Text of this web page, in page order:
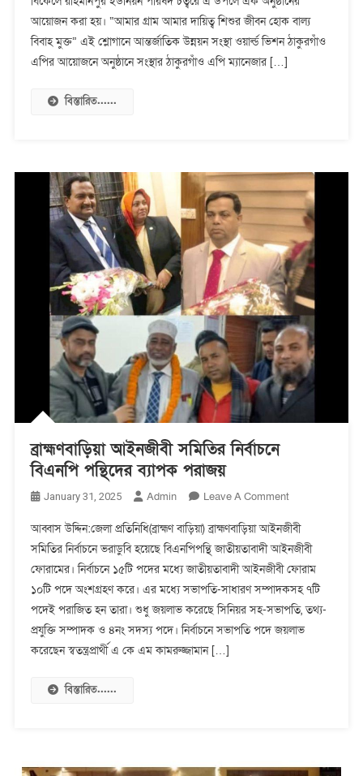
বিবাহ
মুক্ত
আয়োজন করা হয়। “আমার গ্রাম আমার দায়িত্ব শিশুর জীবন হোক বাল্য
বিবাহ মুক্ত” এই শ্লোগানে আন্তর্জাতিক উন্নয়ন সংস্থা ওয়ার্ল্ড ভিশন ঠাকুরগাঁও
এপির আয়োজনে অনুষ্ঠানে সংস্থার ঠাকুরগাঁও এপি ম্যানেজার […]
বিস্তারিত......
ব্রাহ্মণবাড়িয়া আইনজীবী সমিতির নির্বাচনে
বিএনপি পন্থিদের ব্যাপক পরাজয়
January 31, 2025 Admin Leave A CommentOn
আইনজীবী
সমিতির
নির্বাচনে
বিএনপি
পন্থিদের
ব্যাপক
আব্বাস উদ্দিন:জেলা প্রতিনিধি(ব্রাহ্মণ বাড়িয়া) ব্রাহ্মণবাড়িয়া আইনজীবী
সমিতির নির্বাচনে ভরাডুবি হয়েছে বিএনপিপন্থি জাতীয়তাবাদী আইনজীবী
ফোরামের। নির্বাচনে ১৫টি পদের মধ্যে জাতীয়তাবাদী আইনজীবী ফোরাম
১০টি পদে অংশগ্রহণ করে। এর মধ্যে সভাপতি-সাধারণ সম্পাদকসহ ৭টি
পদেই পরাজিত হন তারা। শুধু জয়লাভ করেছে সিনিয়র সহ-সভাপতি, তথ্য-
প্রযুক্তি সম্পাদক ও ৪নং সদস্য পদে। নির্বাচনে সভাপতি পদে জয়লাভ
করেছেন স্বতন্ত্রপ্রার্থী এ কে এম কামরুজ্জামান […]
বিস্তারিত......